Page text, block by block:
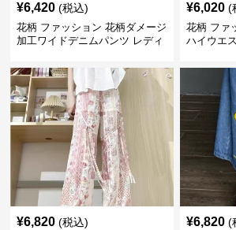
¥6,420 (税込)
花柄 ファッション 花柄ダメージ
加工ワイドデニムパンツ レディ
¥6,020 (
花柄 ファ
ハイウエ
¥6,820 (税込) ¥6,820 (